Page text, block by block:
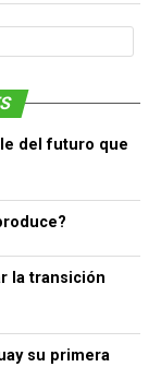
del futuro que
la transición
su primera